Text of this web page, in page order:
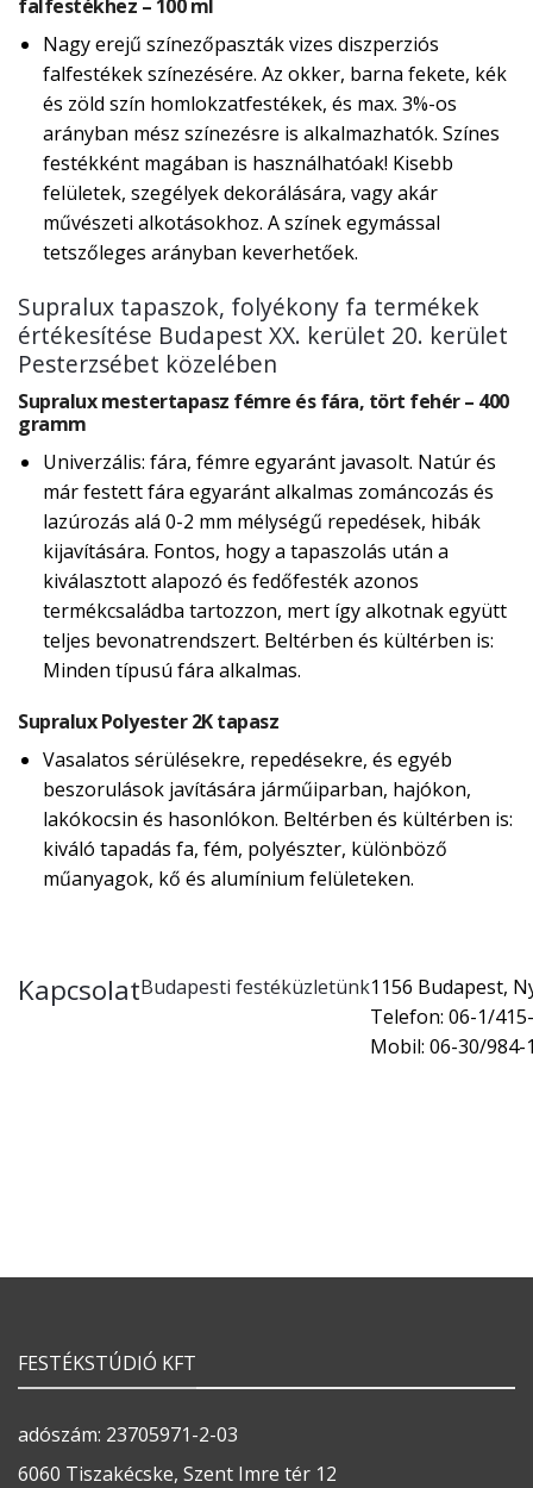
falfestékhez – 100 ml
Nagy erejű színezőpaszták vizes diszperziós
falfestékek színezésére. Az okker, barna fekete, kék
és zöld szín homlokzatfestékek, és max. 3%-os
arányban mész színezésre is alkalmazhatók. Színes
festékként magában is használhatóak! Kisebb
felületek, szegélyek dekorálására, vagy akár
művészeti alkotásokhoz. A színek egymással
tetszőleges arányban keverhetőek.
Supralux tapaszok, folyékony fa termékek
értékesítése Budapest XX. kerület 20. kerület
Pesterzsébet közelében
Supralux mestertapasz fémre és fára, tört fehér – 400
gramm
Univerzális: fára, fémre egyaránt javasolt. Natúr és
már festett fára egyaránt alkalmas zománcozás és
lazúrozás alá 0-2 mm mélységű repedések, hibák
kijavítására. Fontos, hogy a tapaszolás után a
kiválasztott alapozó és fedőfesték azonos
termékcsaládba tartozzon, mert így alkotnak együtt
teljes bevonatrendszert. Beltérben és kültérben is:
Minden típusú fára alkalmas.
Supralux Polyester 2K tapasz
Vasalatos sérülésekre, repedésekre, és egyéb
beszorulások javítására járműiparban, hajókon,
lakókocsin és hasonlókon. Beltérben és kültérben is:
kiváló tapadás fa, fém, polyészter, különböző
műanyagok, kő és alumínium felületeken.
KapcsolatBudapesti festéküzletünk1156 Budapest,
Telefon: 06-1/
Mobil: 06-30/984-
FESTÉKSTÚDIÓ KFT
adószám: 23705971-2-03
6060 Tiszakécske, Szent Imre tér 12